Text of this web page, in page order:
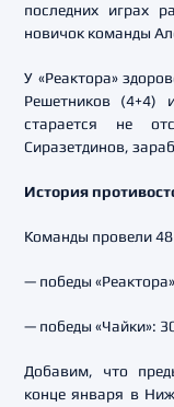
последних играх
новичок команды
У «Реактора»
Решетников
старается не
Сиразетдинов,
История
Команды провели
— победы
— победы «Чайки»:
Добавим, что
конце января в